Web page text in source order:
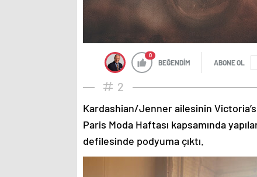
0
BEĞENDİM ABONE OL
2
Kardashian/Jenner ailesinin
Paris Moda Haftası kapsamında
defilesinde podyuma çıktı.